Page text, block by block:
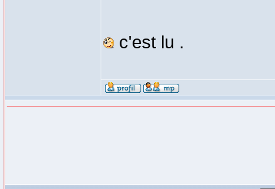
c'est lu .